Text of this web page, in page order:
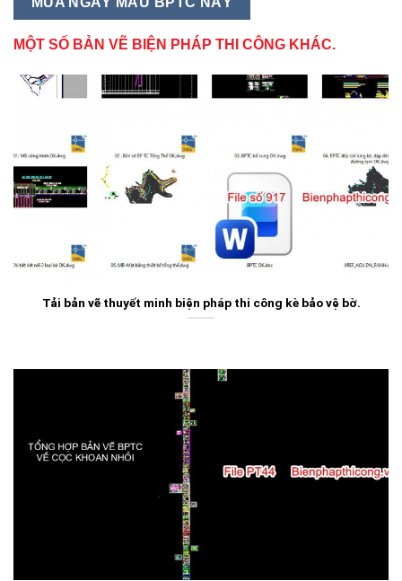
MỘT SỐ BẢN VẼ BIỆN PHÁP THI CÔNG KHÁC.
Tải bản vẽ thuyết minh biện pháp thi công kè bảo vệ bờ.